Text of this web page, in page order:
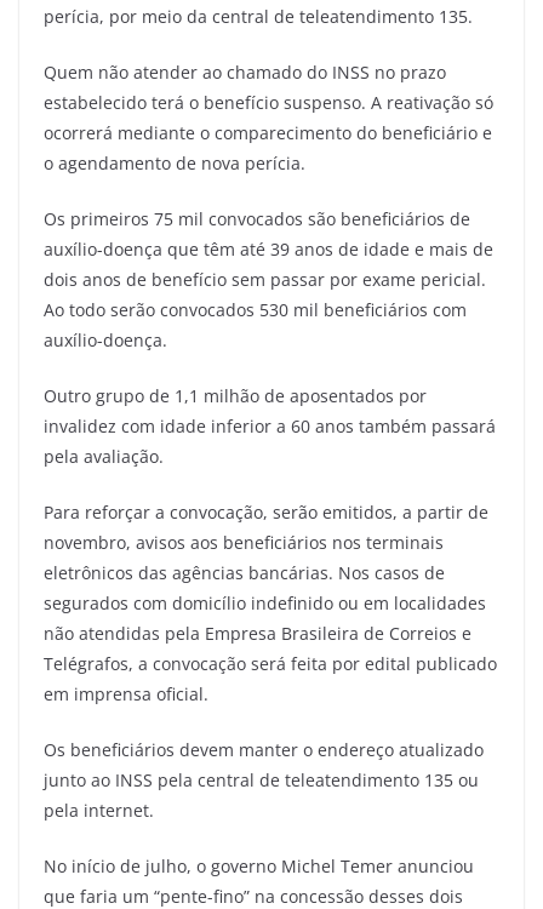
perícia, por meio da central de teleatendimento 135.
Quem não atender ao chamado do INSS no prazo
estabelecido terá o benefício suspenso. A reativação só
ocorrerá mediante o comparecimento do beneficiário e
o agendamento de nova perícia.
Os primeiros 75 mil convocados são beneficiários de
auxílio-doença que têm até 39 anos de idade e mais de
dois anos de benefício sem passar por exame pericial.
Ao todo serão convocados 530 mil beneficiários com
auxílio-doença.
Outro grupo de 1,1 milhão de aposentados por
invalidez com idade inferior a 60 anos também passará
pela avaliação.
Para reforçar a convocação, serão emitidos, a partir de
novembro, avisos aos beneficiários nos terminais
eletrônicos das agências bancárias. Nos casos de
segurados com domicílio indefinido ou em localidades
não atendidas pela Empresa Brasileira de Correios e
Telégrafos, a convocação será feita por edital publicado
em imprensa oficial.
Os beneficiários devem manter o endereço atualizado
junto ao INSS pela central de teleatendimento 135 ou
pela internet.
No início de julho, o governo Michel Temer anunciou
que faria um “pente-fino” na concessão desses dois